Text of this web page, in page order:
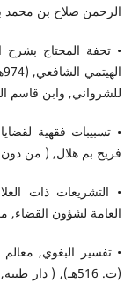
الرحمن صلاح بن محمد
• تحفة المحتاج
للشرواني, وابن قاسم
• تسبيبات فقهية
فريح بم هلال, ( من دون
• التشريعات ذات
العامة لشؤون القضاء,
• تفسير البغوي,